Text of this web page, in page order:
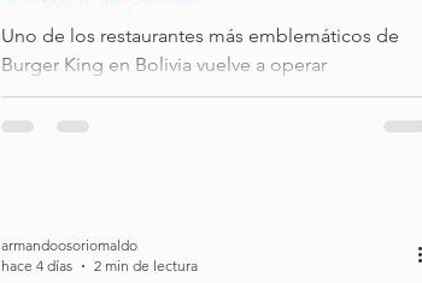
Uno de los restaurantes más emblemáticos de
Burger King en Bolivia vuelve a operar
completamente renovado. La obra recuperó un
espacio que forma parte de la memoria de
producción nacional. Burger King Ballivián, uno
de los restaurantes más antiguos y con mayores
armandoosoriomaldo
hace 4 días
2 min de lectura